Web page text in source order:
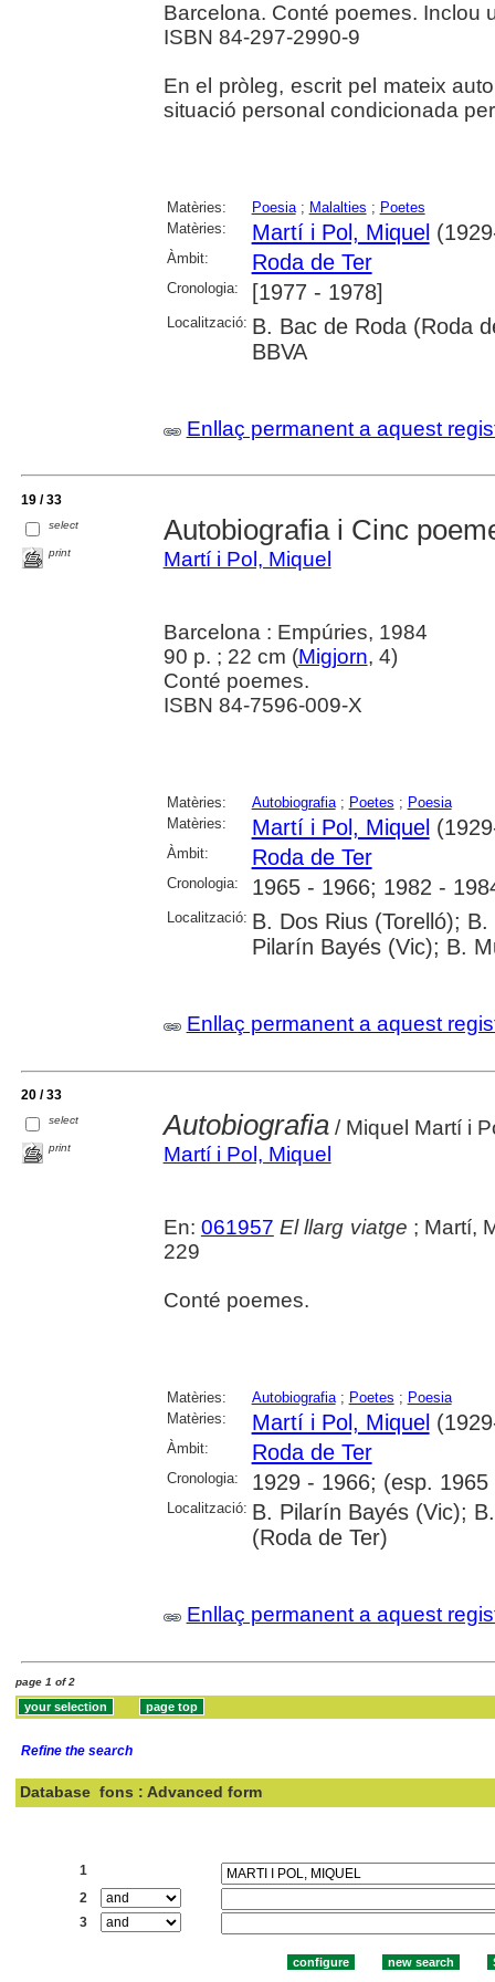
Barcelona. Conté poemes. Inclou
ISBN 84-297-2990-9
En el pròleg, escrit pel mateix
situació personal condicionada
Matèries: Poesia; Malalties ; Poetes
Matèries:
Martí i Pol, Miquel
Àmbit: Roda de Ter
Cronologia: [1977 - 1978]
Localització: B. Bac de Roda (Roda
BBVA
Enllaç permanent a aquest
19 / 33
select
print
Autobiografia i Cinc
Martí i Pol, Miquel
Barcelona : Empúries, 1984
90 p. ; 22 cm (Migjorn, 4)
Conté poemes.
ISBN 84-7596-009-X
Matèries: Autobiografia; Poetes ; Poesia
Matèries:
Martí i Pol, Miquel
Àmbit: Roda de Ter
Cronologia: 1965 - 1966; 1982 -
Localització: B. Dos Rius (Torelló);
Pilarín Bayés (Vic); B.
Enllaç permanent a aquest
20 / 33
select
print
Autobiografia/ Miquel Martí i
Martí i Pol, Miquel
En: 061957 El llarg viatge ; Martí,
229
Conté poemes.
Matèries: Autobiografia; Poetes ; Poesia
Matèries:
Martí i Pol, Miquel
Àmbit: Roda de Ter
Cronologia: 1929 - 1966; (esp. 1965
Localització: B. Pilarín Bayés (Vic);
(Roda de Ter)
Enllaç permanent a aquest
page 1 of 2
Refine the search
Database fons : Advanced form
1
2
3